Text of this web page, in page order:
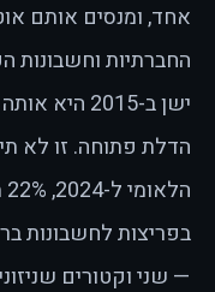
אחד, ומנסים אותם
החברתיות
ישן ב-
הדלת פתוחה. זו לא
— שני וקטורים